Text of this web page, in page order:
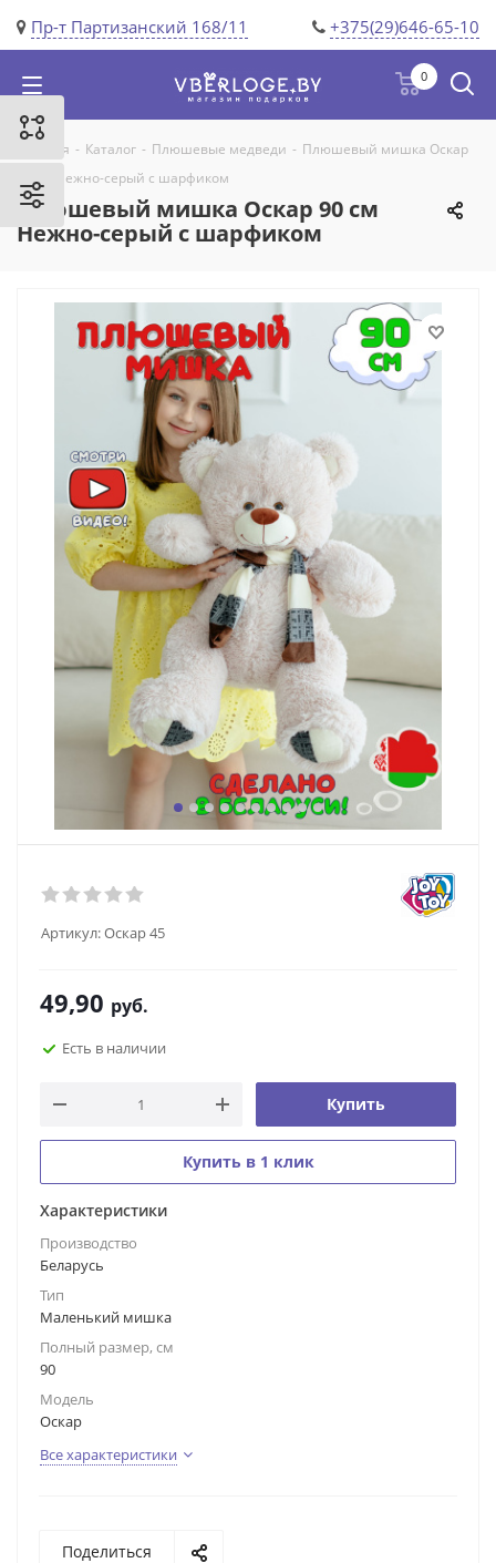
Пр-т Партизанский 168/11 +375(29)646-65-10
0
Главная - Каталог - Плюшевые медведи - Плюшевый мишка Оскар
90 см Нежно-серый с шарфиком
Плюшевый мишка Оскар 90 см
Нежно-серый с шарфиком
Артикул:Оскар 45
49,90 руб.
Есть в наличии
Купить
Купить в 1 клик
Характеристики
Производство
Беларусь
Тип
Маленький мишка
Полный размер, см
90
Модель
Оскар
Все характеристики
Поделиться